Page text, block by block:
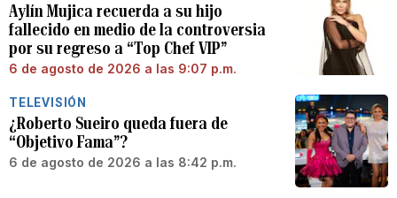
Aylín Mujica recuerda a su hijo
fallecido en medio de la controversia
por su regreso a “Top Chef VIP”
6 de agosto de 2026 a las 9:07 p.m.
TELEVISIÓN
¿Roberto Sueiro queda fuera de
“Objetivo Fama”?
6 de agosto de 2026 a las 8:42 p.m.